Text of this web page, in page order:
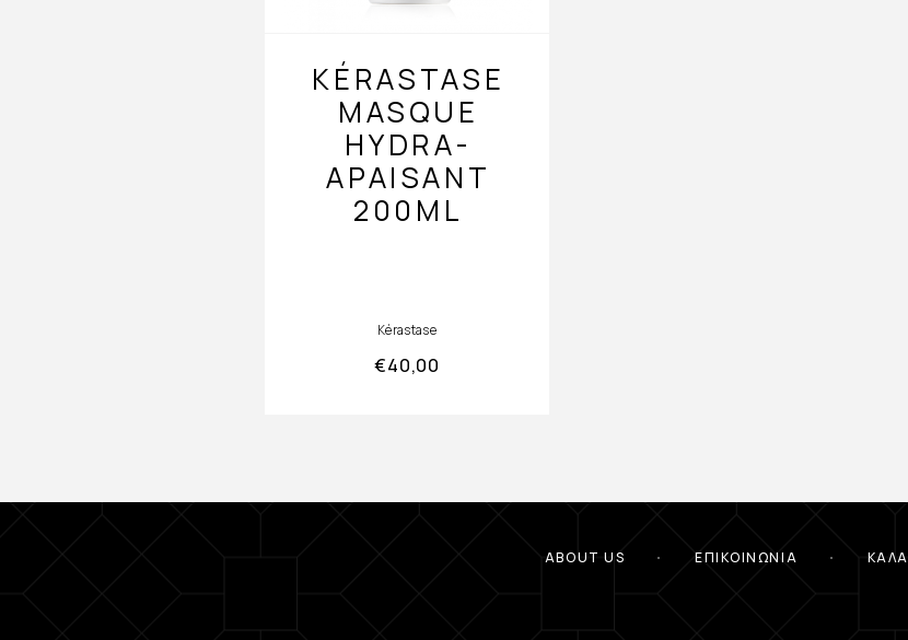
KÉRASTASE
MASQUE
HYDRA-
APAISANT
200ML
Kérastase
€40,00
ABOUT US ΕΠΙΚΟΙΝΩΝΊΑ